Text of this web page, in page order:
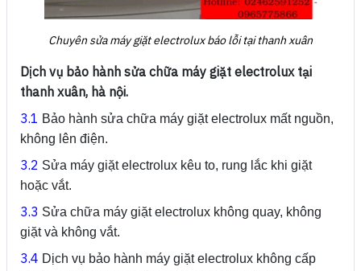
Chuyên sửa máy giặt electrolux báo lỗi tại thanh xuân
Dịch vụ bảo hành sửa chữa máy giặt electrolux tại
thanh xuân, hà nội.
3.1 Bảo hành sửa chữa máy giặt electrolux mất nguồn,
không lên điện.
3.2 Sửa máy giặt electrolux kêu to, rung lắc khi giặt
hoặc vắt.
3.3 Sửa chữa máy giặt electrolux không quay, không
giặt và không vắt.
3.4 Dịch vụ bảo hành máy giặt electrolux không cấp